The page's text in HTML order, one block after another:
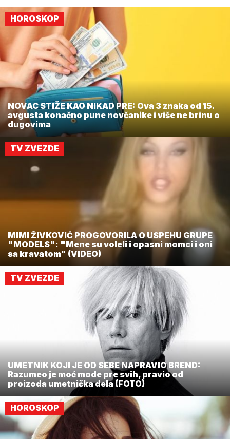
HOROSKOP
NOVAC STIŽE KAO NIKAD PRE: Ova 3 znaka od 15.
avgusta konačno pune novčanike i više ne brinu o
dugovima
TV ZVEZDE
MIMI ŽIVKOVIĆ PROGOVORILA O USPEHU GRUPE
"MODELS": "Mene su voleli i opasni momci i oni
sa kravatom" (VIDEO)
TV ZVEZDE
UMETNIK KOJI JE OD SEBE NAPRAVIO BREND:
Razumeo je moć mode pre svih, pravio od
proizoda umetnička dela (FOTO)
HOROSKOP